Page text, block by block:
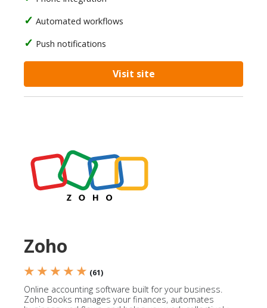
Automated workflows
Push notifications
Visit site
Zoho
★ ★ ★ ★ ★ (61)
Online accounting software built for your business.
Zoho Books manages your finances, automates